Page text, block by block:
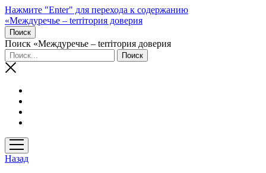
Нажмите "Enter" для перехода к содержанию
«Междуречье – terriтория доверия
Поиск
Поиск «Междуречье – terriтория доверия
открыть
меню
Назад